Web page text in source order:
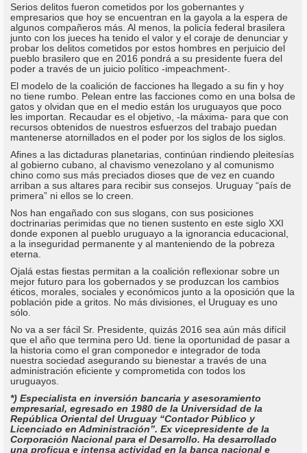
Serios delitos fueron cometidos por los gobernantes y
empresarios que hoy se encuentran en la gayola a la espera de
algunos compañeros más. Al menos, la policía federal brasilera
junto con los jueces ha tenido el valor y el coraje de denunciar y
probar los delitos cometidos por estos hombres en perjuicio del
pueblo brasilero que en 2016 pondrá a su presidente fuera del
poder a través de un juicio político -impeachment-.
El modelo de la coalición de facciones ha llegado a su fin y hoy
no tiene rumbo. Pelean entre las facciones como en una bolsa de
gatos y olvidan que en el medio están los uruguayos que poco
les importan. Recaudar es el objetivo, -la máxima- para que con
recursos obtenidos de nuestros esfuerzos del trabajo puedan
mantenerse atornillados en el poder por los siglos de los siglos.
Afines a las dictaduras planetarias, continúan rindiendo pleitesías
al gobierno cubano, al chavismo venezolano y al comunismo
chino como sus más preciados dioses que de vez en cuando
arriban a sus altares para recibir sus consejos. Uruguay “país de
primera” ni ellos se lo creen.
Nos han engañado con sus slogans, con sus posiciones
doctrinarias perimidas que no tienen sustento en este siglo XXI
donde exponen al pueblo uruguayo a la ignorancia educacional,
a la inseguridad permanente y al manteniendo de la pobreza
eterna.
Ojalá estas fiestas permitan a la coalición reflexionar sobre un
mejor futuro para los gobernados y se produzcan los cambios
éticos, morales, sociales y económicos junto a la oposición que la
población pide a gritos. No más divisiones, el Uruguay es uno
sólo.
No va a ser fácil Sr. Presidente, quizás 2016 sea aún más difícil
que el año que termina pero Ud. tiene la oportunidad de pasar a
la historia como el gran componedor e integrador de toda
nuestra sociedad asegurando su bienestar a través de una
administración eficiente y comprometida con todos los
uruguayos.
*) Especialista en inversión bancaria y asesoramiento
empresarial, egresado en 1980 de la Universidad de la
República Oriental del Uruguay “Contador Público y
Licenciado en Administración”. Ex vicepresidente de la
Corporación Nacional para el Desarrollo. Ha desarrollado
una proficua e intensa actividad en la banca nacional e